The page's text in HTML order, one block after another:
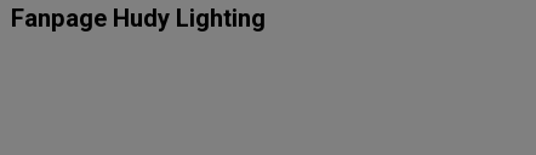
Fanpage Hudy Lighting